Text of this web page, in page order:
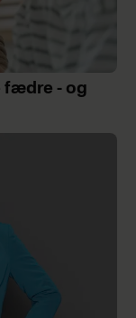
fædre - og